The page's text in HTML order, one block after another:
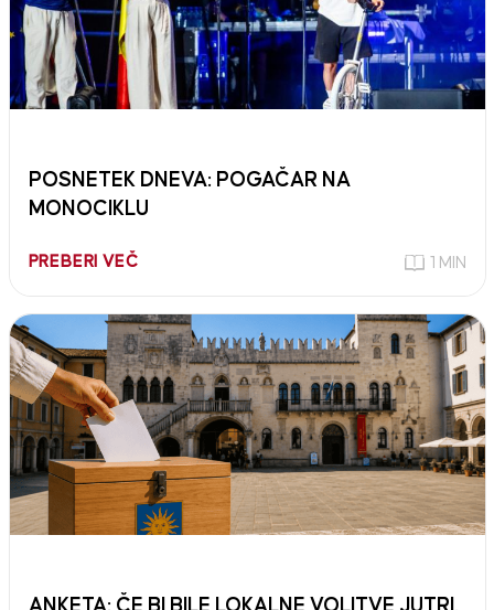
POSNETEK DNEVA: POGAČAR NA
MONOCIKLU
PREBERI VEČ 1 MIN
ANKETA: ČE BI BILE LOKALNE VOLITVE JUTRI,